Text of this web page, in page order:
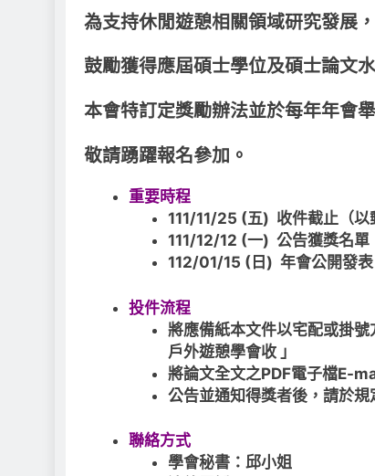
為支持休閒遊憩相關領域研究發展，
鼓勵獲得應屆碩士學位及碩士論文
本會特訂定獎勵辦法並於每年年會
敬請踴躍報名參加。
重要時程
111/11/25 (五) 收件截止（以
111/12/12 (一) 公告獲獎名單
112/01/15 (日) 年會公開發
投件流程
將應備紙本文件以宅配或掛
戶外遊憩學會收 」
將論文全文之PDF電子檔E-
公告並通知得獎者後，請於
聯絡方式
學會秘書：邱小姐